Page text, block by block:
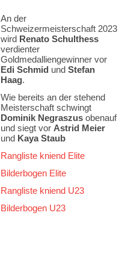
An der
Schweizermeisterschaft 2023
wird Renato Schulthess
verdienter
Goldmedalliengewinner vor
Edi Schmid und Stefan
Haag.
Wie bereits an der stehend
Meisterschaft schwingt
Dominik Negraszus obenauf
und siegt vor Astrid Meier
und Kaya Staub
Rangliste kniend Elite
Bilderbogen Elite
Rangliste kniend U23
Bilderbogen U23